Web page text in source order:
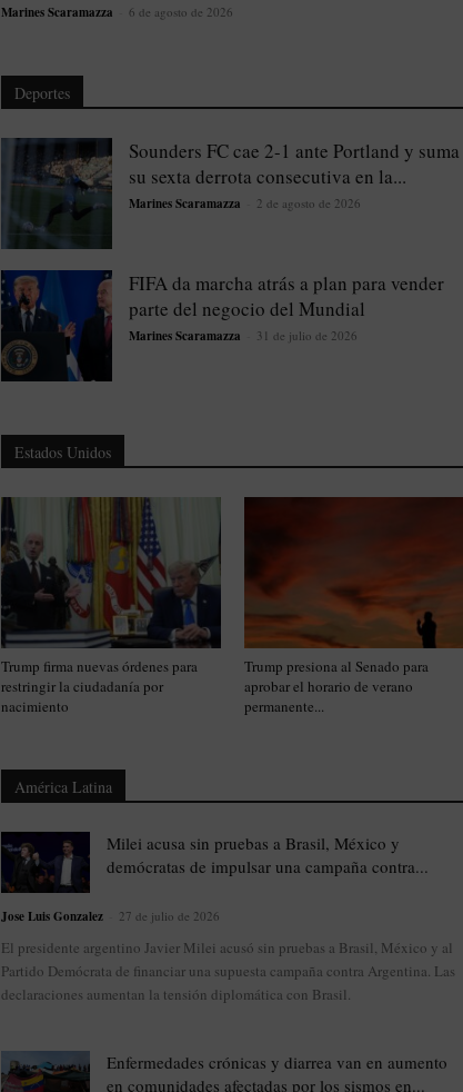
Marines Scaramazza 6 de agosto de 2026
Deportes
Sounders FC cae 2-1 ante Portland y suma
su sexta derrota consecutiva en la...
Marines Scaramazza 2 de agosto de 2026
FIFA da marcha atrás a plan para vender
parte del negocio del Mundial
Marines Scaramazza 31 de julio de 2026
Estados Unidos
Trump firma nuevas órdenes para
restringir la ciudadanía por
nacimiento
Trump presiona al Senado para
aprobar el horario de verano
permanente...
América Latina
Milei acusa sin pruebas a Brasil, México y
demócratas de impulsar una campaña contra...
Jose Luis Gonzalez 27 de julio de 2026
El presidente argentino Javier Milei acusó sin pruebas a Brasil, México y al
Partido Demócrata de financiar una supuesta campaña contra Argentina. Las
declaraciones aumentan la tensión diplomática con Brasil.
Enfermedades crónicas y diarrea van en aumento
en comunidades afectadas por los sismos en...